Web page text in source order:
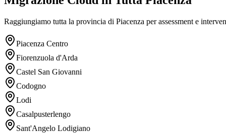
Raggiungiamo tutta la provincia di Piacenza per assessment e
Piacenza Centro
Fiorenzuola d'Arda
Castel San Giovanni
Codogno
Lodi
Casalpusterlengo
Sant'Angelo Lodigiano